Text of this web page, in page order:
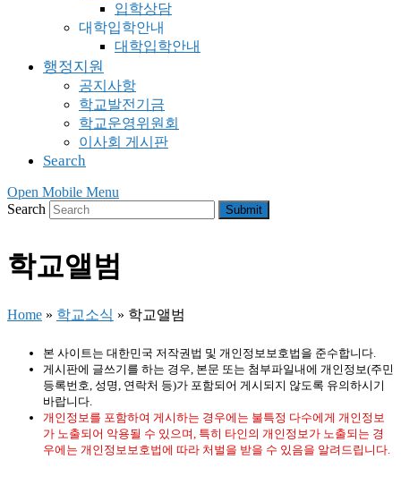
입학상담
대학입학안내
대학입학안내
행정지원
공지사항
학교발전기금
학교운영위원회
이사회 게시판
Search
Open Mobile Menu
Search
Submit
학교앨범
Home » 학교소식 » 학교앨범
본 사이트는 대한민국 저작권법 및 개인정보보호법을 준수합니다.
게시판에 글쓰기를 하는 경우, 본문 또는 첨부파일내에 개인정보(주민
등록번호, 성명, 연락처 등)가 포함되어 게시되지 않도록 유의하시기
바랍니다.
개인정보를 포함하여 게시하는 경우에는 불특정 다수에게 개인정보
가 노출되어 악용될 수 있으며, 특히 타인의 개인정보가 노출되는 경
우에는 개인정보보호법에 따라 처벌을 받을 수 있음을 알려드립니다.